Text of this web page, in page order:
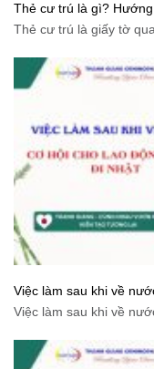
Thẻ cư trú là gì?
Thẻ cư trú là giấy tờ
Việc làm sau khi về
Việc làm sau khi về